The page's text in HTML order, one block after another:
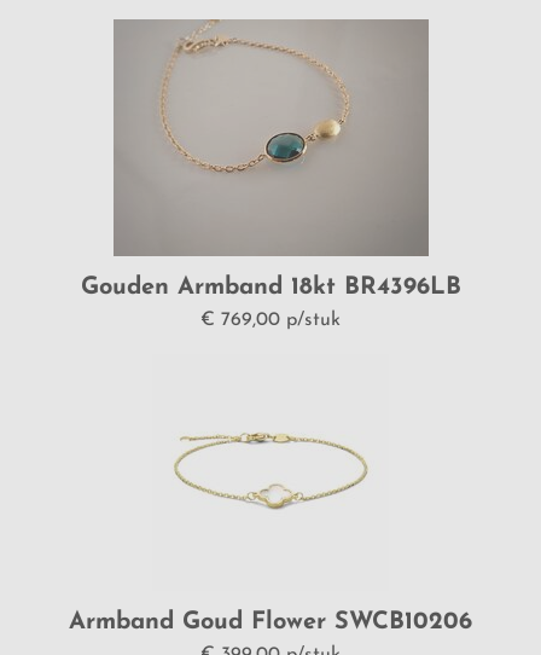
Gouden Armband 18kt BR4396LB
€ 769,00 p/stuk
Armband Goud Flower SWCB10206